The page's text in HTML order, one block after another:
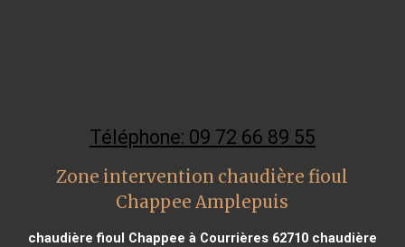
Téléphone: 09 72 66 89 55
Zone intervention chaudière fioul
Chappee Amplepuis
chaudière fioul Chappee à Courrières 62710chaudière